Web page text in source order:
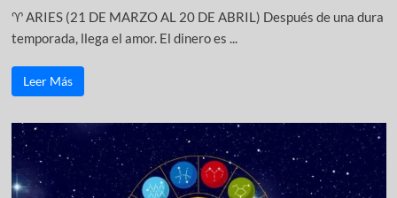
♈ ARIES (21 DE MARZO AL 20 DE ABRIL) Después de una dura
temporada, llega el amor. El dinero es ...
Leer Más